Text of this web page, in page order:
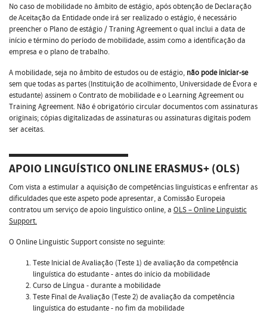
No caso de mobilidade no âmbito de estágio, após obtenção de Declaração
de Aceitação da Entidade onde irá ser realizado o estágio, é necessário
preencher o Plano de estágio / Traning Agreement o qual inclui a data de
início e término do período de mobilidade, assim como a identificação da
empresa e o plano de trabalho.
A mobilidade, seja no âmbito de estudos ou de estágio, não pode iniciar-se
sem que todas as partes (Instituição de acolhimento, Universidade de Évora e
estudante) assinem o Contrato de mobilidade e o Learning Agreement ou
Training Agreement. Não é obrigatório circular documentos com assinaturas
originais; cópias digitalizadas de assinaturas ou assinaturas digitais podem
ser aceitas.
APOIO LINGUÍSTICO ONLINE ERASMUS+ (OLS)
Com vista a estimular a aquisição de competências linguísticas e enfrentar as
dificuldades que este aspeto pode apresentar, a Comissão Europeia
contratou um serviço de apoio linguístico online, a OLS – Online Linguistic
Support.
O Online Linguistic Support consiste no seguinte:
Teste Inicial de Avaliação (Teste 1) de avaliação da competência
linguística do estudante - antes do início da mobilidade
Curso de Língua - durante a mobilidade
Teste Final de Avaliação (Teste 2) de avaliação da competência
linguística do estudante - no fim da mobilidade